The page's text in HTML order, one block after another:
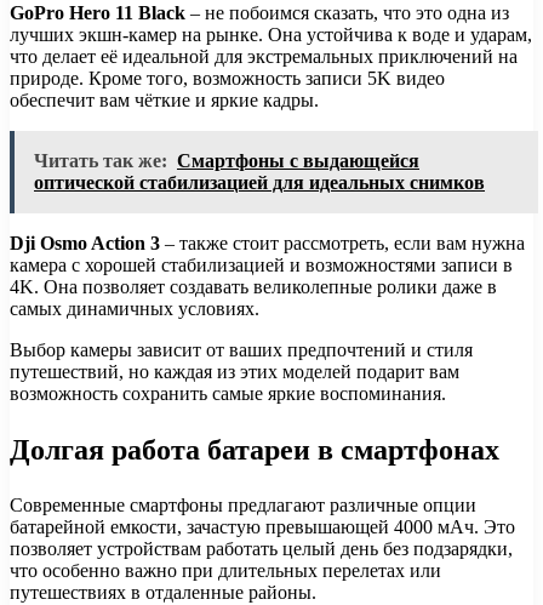
GoPro Hero 11 Black – не побоимся сказать, что это одна из
лучших экшн-камер на рынке. Она устойчива к воде и ударам,
что делает её идеальной для экстремальных приключений на
природе. Кроме того, возможность записи 5K видео
обеспечит вам чёткие и яркие кадры.
Читать так же: Смартфоны с выдающейся
оптической стабилизацией для идеальных снимков
Dji Osmo Action 3 – также стоит рассмотреть, если вам нужна
камера с хорошей стабилизацией и возможностями записи в
4K. Она позволяет создавать великолепные ролики даже в
самых динамичных условиях.
Выбор камеры зависит от ваших предпочтений и стиля
путешествий, но каждая из этих моделей подарит вам
возможность сохранить самые яркие воспоминания.
Долгая работа батареи в смартфонах
Современные смартфоны предлагают различные опции
батарейной емкости, зачастую превышающей 4000 мАч. Это
позволяет устройствам работать целый день без подзарядки,
что особенно важно при длительных перелетах или
путешествиях в отдаленные районы.